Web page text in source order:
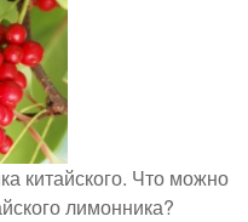
китайского. Что можно
лимонника?